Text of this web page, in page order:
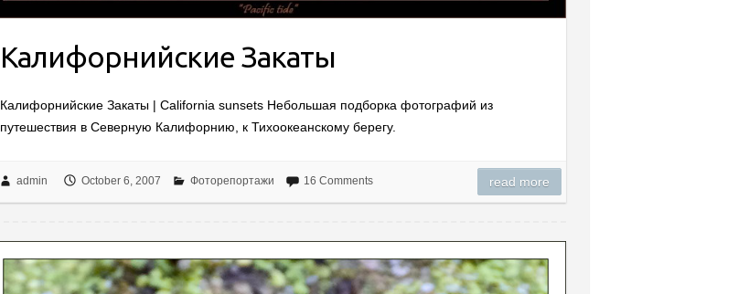
Калифорнийские Закаты
Калифорнийские Закаты | California sunsets Небольшая подборка фотографий из
путешествия в Северную Калифорнию, к Тихоокеанскому берегу.
admin October 6, 2007 Фоторепортажи 16 Comments read more